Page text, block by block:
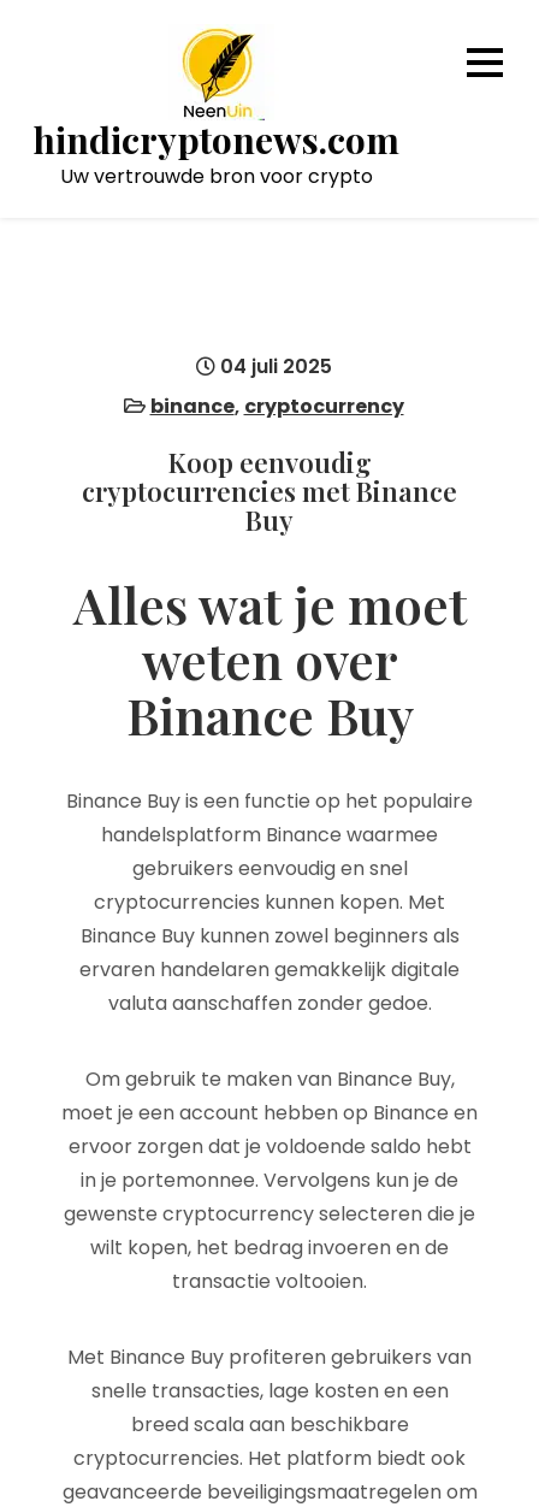
hindicryptonews.com
Uw vertrouwde bron voor crypto
04 juli 2025
binance, cryptocurrency
Koop eenvoudig
cryptocurrencies met Binance
Buy
Alles wat je moet
weten over
Binance Buy
Binance Buy is een functie op het populaire
handelsplatform Binance waarmee
gebruikers eenvoudig en snel
cryptocurrencies kunnen kopen. Met
Binance Buy kunnen zowel beginners als
ervaren handelaren gemakkelijk digitale
valuta aanschaffen zonder gedoe.
Om gebruik te maken van Binance Buy,
moet je een account hebben op Binance en
ervoor zorgen dat je voldoende saldo hebt
in je portemonnee. Vervolgens kun je de
gewenste cryptocurrency selecteren die je
wilt kopen, het bedrag invoeren en de
transactie voltooien.
Met Binance Buy profiteren gebruikers van
snelle transacties, lage kosten en een
breed scala aan beschikbare
cryptocurrencies. Het platform biedt ook
geavanceerde beveiligingsmaatregelen om